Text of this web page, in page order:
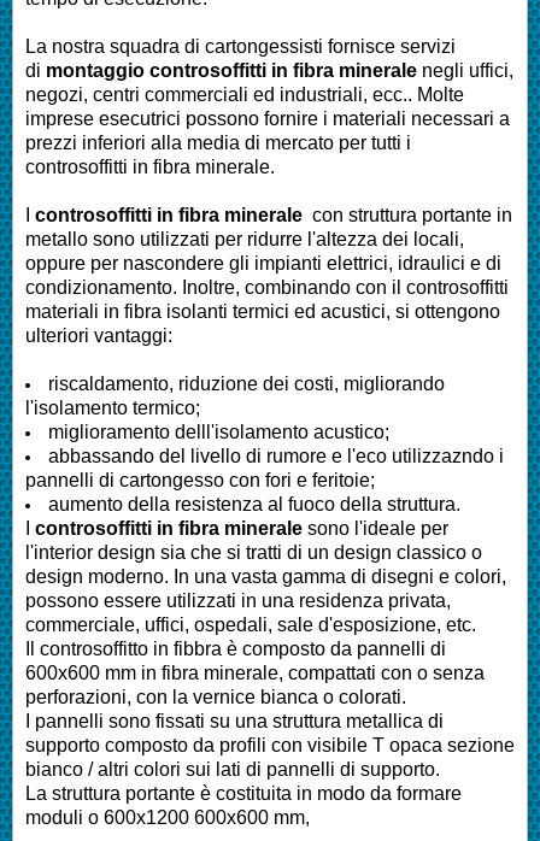
La nostra squadra di cartongessisti fornisce servizi
di montaggio controsoffitti in fibra minerale negli uffici,
negozi, centri commerciali ed industriali, ecc.. Molte
imprese esecutrici possono fornire i materiali necessari a
prezzi inferiori alla media di mercato per tutti i
controsoffitti in fibra minerale.
controsoffitti in fibra minerale con struttura portante in
metallo sono utilizzati per ridurre l'altezza dei locali,
oppure per nascondere gli impianti elettrici, idraulici e di
condizionamento. Inoltre, combinando con il controsoffitti
materiali in fibra isolanti termici ed acustici, si ottengono
ulteriori vantaggi:
riscaldamento, riduzione dei costi, migliorando
l'isolamento termico;
miglioramento delll'isolamento acustico;
abbassando del livello di rumore e l'eco utilizzazndo i
pannelli di cartongesso con fori e feritoie;
aumento della resistenza al fuoco della struttura.
controsoffitti in fibra minerale sono l'ideale per
l'interior design sia che si tratti di un design classico o
design moderno. In una vasta gamma di disegni e colori,
possono essere utilizzati in una residenza privata,
commerciale, uffici, ospedali, sale d'esposizione, etc.
Il controsoffitto in fibbra è composto da pannelli di
600x600 mm in fibra minerale, compattati con o senza
perforazioni, con la vernice bianca o colorati.
I pannelli sono fissati su una struttura metallica di
supporto composto da profili con visibile T opaca sezione
bianco / altri colori sui lati di pannelli di supporto.
La struttura portante è costituita in modo da formare
moduli o 600x1200 600x600 mm,